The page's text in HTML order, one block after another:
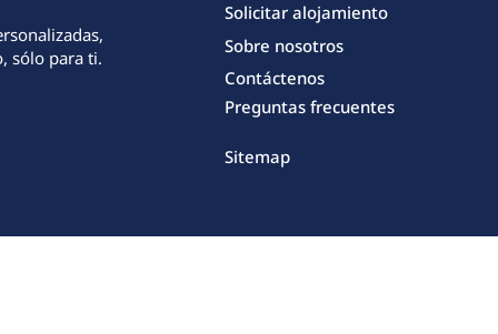
sólo para ti.
Solicitar alojamiento
Sobre nosotros
Contáctenos
Preguntas frecuentes
Sitemap